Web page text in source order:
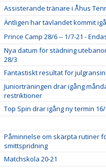
Assisterande tränare i Åhus
Äntligen har tävlandet kommit
Prince Camp 28/6 -- 1/7-21 -
Nya datum för städning
28/3
Fantastiskt resultat för
Juniorträningen drar igång
restriktioner
Top Spin drar igång ny termin
Påminnelse om skärpta rutiner
smittspridning
Matchskola 20-21